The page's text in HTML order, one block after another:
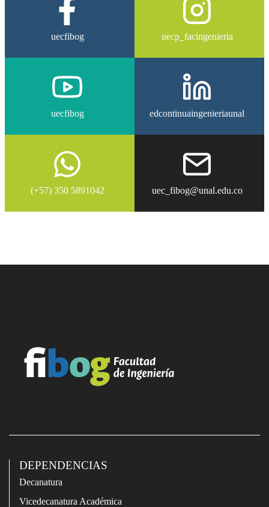
uecfibog uecp_facingenieria
uecfibog edcontinuaingenieriaunal
(+57) 350 5891042 uec_fibog@unal.edu.co
DEPENDENCIAS
Decanatura
Vicedecanatura Académica